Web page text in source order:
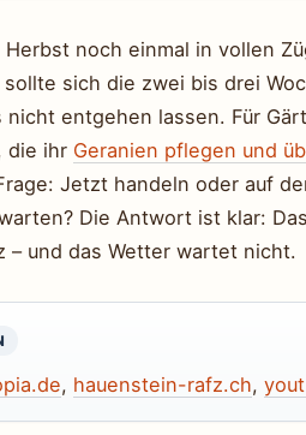
noch einmal in vollen
sich die zwei bis drei
nicht entgehen lassen. Für
die ihr Geranien pflegen und
Jetzt handeln oder auf
Die Antwort ist klar:
– und das Wetter wartet nicht.
, hauenstein-rafz.ch,